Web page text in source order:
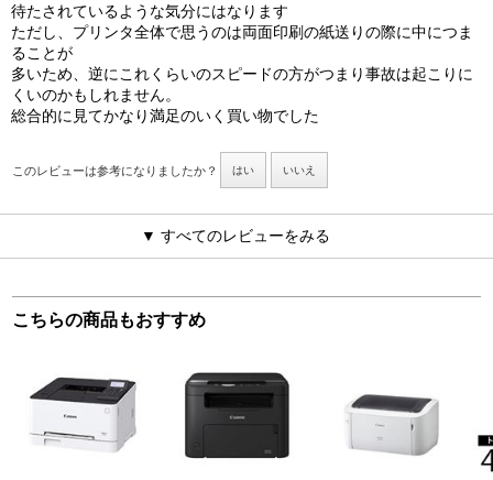
待たされているような気分にはなります
ただし、プリンタ全体で思うのは両面印刷の紙送りの際に中につま
ることが
多いため、逆にこれくらいのスピードの方がつまり事故は起こりに
くいのかもしれません。
総合的に見てかなり満足のいく買い物でした
このレビューは参考になりましたか？ はい いいえ
▼ すべてのレビューをみる
こちらの商品もおすすめ